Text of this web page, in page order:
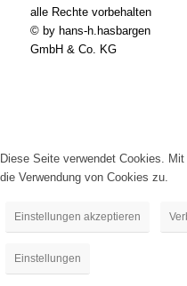
alle Rechte vorbehalten
© by hans-h.hasbargen
GmbH & Co. KG
Diese Seite verwendet Cookies.
die Verwendung von Cookies zu.
Einstellungen akzeptieren
Einstellungen